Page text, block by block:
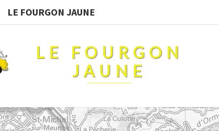
LE FOURGON JAUNE
LE FOURGON
JAUNE